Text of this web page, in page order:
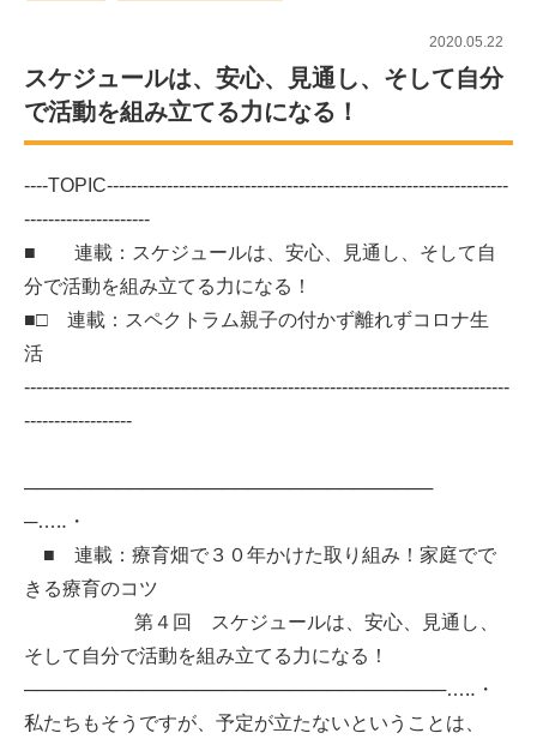
2020.05.22
スケジュールは、安心、見通し、そして自分
で活動を組み立てる力になる！
----TOPIC-------------------------------------------------------------------
---------------------
■ 連載：スケジュールは、安心、見通し、そして自
分で活動を組み立てる力になる！
■□ 連載：スペクトラム親子の付かず離れずコロナ生
活
---------------------------------------------------------------------------------
------------------
───────────────────────────────
─…‥・
■ 連載：療育畑で３０年かけた取り組み！家庭でで
きる療育のコツ
第４回 スケジュールは、安心、見通し、
そして自分で活動を組み立てる力になる！
────────────────────────────────…‥・
私たちもそうですが、予定が立たないということは、